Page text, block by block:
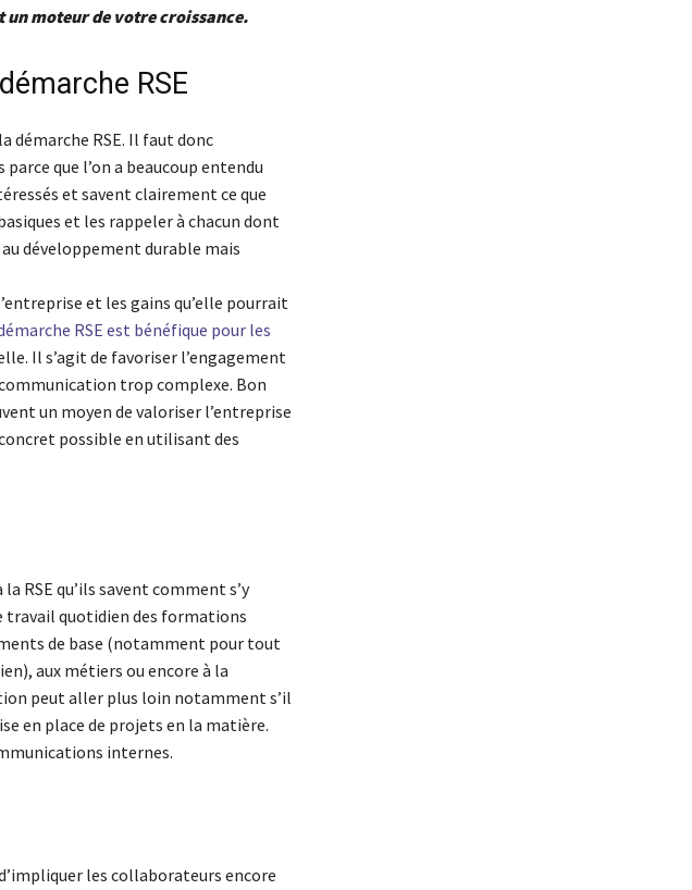
un moteur de votrecroissance.
RSE
démarche RSE. Il faut donc
que l’on a beaucoup entendu
et savent clairement ce que
et les rappeler à chacun dont
développement durable mais
et les gains qu’elle pourrait
RSE est bénéfique pour les
Il s’agit de favoriser l’engagement
trop complexe. Bon
un moyen de valoriser l’entreprise
possible en utilisant des
RSE qu’ils savent comment s’y
travail quotidien des formations
de base (notamment pour tout
aux métiers ou encore à la
peut aller plus loin notamment s’il
en place de projets en la matière.
internes.
les collaborateurs encore